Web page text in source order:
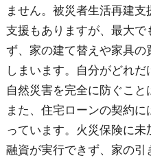
ません。被災者生活再建
支援もありますが、最大で
ず、家の建て替えや家具
しまいます。自分がどれ
自然災害を完全に防ぐこと
また、住宅ローンの契約
っています。火災保険に
融資が実行できず、家の